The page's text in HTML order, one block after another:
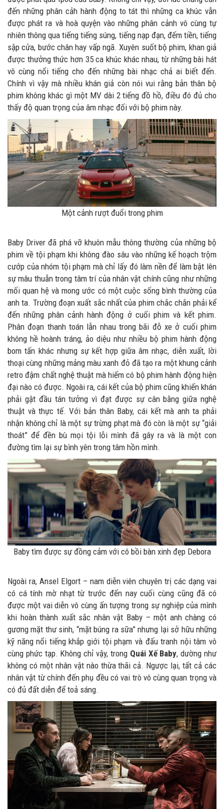
đến những phân cảh hành động to tát thì những ca khúc vẫn
được phát ra và hoà quyện vào những phân cảnh vô cùng tự
nhiên thông qua tiếng tiếng súng, tiếng nạp đạn, đếm tiền, tiếng
sập cửa, bước chân hay vấp ngã. Xuyên suốt bộ phim, khan giả
được thưởng thức hơn 35 ca khúc khác nhau, từ những bài hát
vô cùng nổi tiếng cho đến những bài nhạc chả ai biết đến.
Chính vì vậy mà nhiều khán giả còn nói vui rằng bản thân bộ
phim không khác gì một MV dài 2 tiếng đồ hồ, điều đó đủ cho
thấy độ quan trọng của âm nhạc đối với bộ phim này.
Một cảnh rượt đuổi trong phim
Baby Driver đã phá vỡ khuôn mẫu thông thường của những bộ
phim về tội phạm khi không đào sâu vào những kế hoạch trộm
cướp của nhóm tội phạm mà chỉ lấy đó làm nền để làm bật lên
sự mâu thuẫn trong tâm trí của nhân vật chính cũng như những
mối quan hệ và mong ước có một cuộc sống bình thường của
anh ta. Trường đoạn xuất sắc nhất của phim chắc chắn phải kể
đến những phân cảnh hành động ở cuối phim và kết phim.
Phân đoạn thanh toán lẫn nhau trong bãi đỗ xe ở cuối phim
không hề hoành tráng, ảo diệu như nhiều bộ phim hành động
bom tấn khác nhưng sự kết hợp giữa âm nhạc, diễn xuất, lời
thoại cùng những mảng màu xanh đỏ đã tạo ra một khung cảnh
retro đậm chất nghệ thuật mà hiếm có bộ phim hành động hiện
đại nào có được. Ngoài ra, cái kết của bộ phim cũng khiến khán
phải gật đầu tán tưởng vì đạt được sự cân bằng giữa nghệ
thuật và thực tế. Với bản thân Baby, cái kết mà anh ta phải
nhận không chỉ là một sự trừng phạt mà đó còn là một sự “giải
thoát” để đền bù mọi tội lỗi mình đã gây ra và là một con
đường tìm lại sự bình yên trong tâm hồn mình.
Baby tìm được sự đồng cảm với cô bồi bàn xinh đẹp Debora
Ngoài ra, Ansel Elgort – nam diễn viên chuyên trị các dạng vai
có cá tính mờ nhạt từ trước đến nay cuối cùng cũng đã có
được một vai diễn vô cùng ấn tượng trong sự nghiệp của mình
khi hoàn thành xuất sắc nhân vật Baby – một anh chàng có
gương mặt thư sinh, “mặt búng ra sữa” nhưng lại sở hữu những
kỹ năng nổi tiếng khắp giới tội phạm và đấu tranh nội tâm vô
cùng phức tạp. Không chỉ vậy, trong Quái Xế Baby, dường như
không có một nhân vật nào thừa thãi cả. Ngược lại, tất cả các
nhân vật từ chính đến phụ đều có vai trò vô cùng quan trọng và
có đủ đất diễn để toả sáng.